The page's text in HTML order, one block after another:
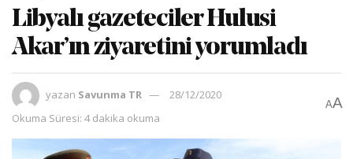
Libyalı gazeteciler Hulusi
Akar’ın ziyaretini yorumladı
yazan Savunma TR
28/12/2020
Okuma Süresi: 4 dakika okuma
AA